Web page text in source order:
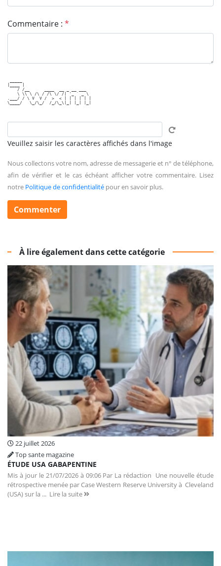
Commentaire : *
    / /__      ____  __ _ __ ___
    \ \\ \ /\ / /\ \/ /| '_ ` _ \
.___/ / \ V  V /  >  < | | | | | |
\____/   \_/\_/  /_/\_\|_| |_| |_|
Veuillez saisir les caractères affichés dans l'image
Nous collectons votre nom, adresse de messagerie et n° de téléphone,
afin de vérifier et le cas échéant afficher votre commentaire. Lisez
notre Politique de confidentialité pour en savoir plus.
À lire également dans cette catégorie
22 juillet 2026
Top sante magazine
ÉTUDE USA GABAPENTINE
Mis à jour le 21/07/2026 à 09:06 Par La rédaction Une nouvelle étude
rétrospective menée par Case Western Reserve University à Cleveland
(USA) sur la ... Lire la suite